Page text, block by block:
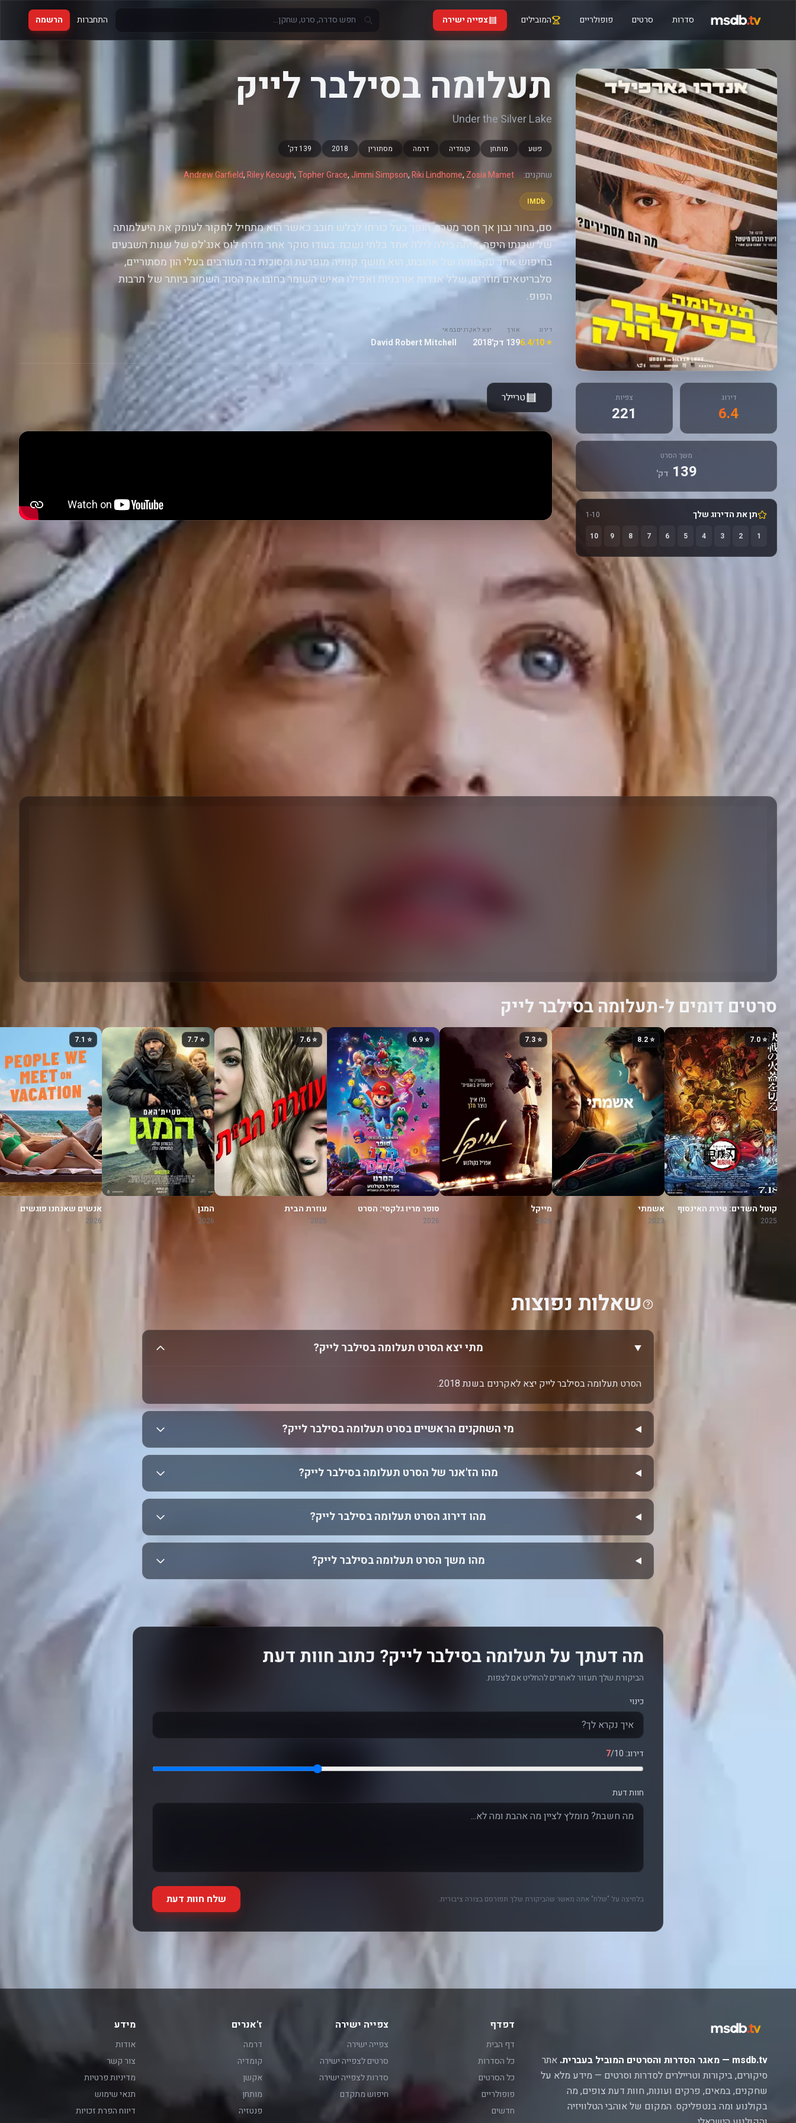
סדרות סרטים פופולריים המובילים צפייה ישירה התחברות הרשמה
דירוג
6.4
צפיות
221
משך הסרט
139 דק'
תן את הדירוג שלך
1-10
1
2
3
4
5
6
7
8
9
10
תעלומה בסילבר לייק
Under the Silver Lake
פשע מותחן קומדיה דרמה מסתורין 2018 139 דק'
שחקנים: Andrew Garfield,Riley Keough,Topher Grace,Jimmi Simpson,Riki Lindhome,Zosia Mamet
IMDb
סם, בחור נבון אך חסר מטרה, הופך בעל כורחו לבלש חובב כאשר הוא מתחיל לחקור לעומק את היעלמותה
של שכנתו היפה, איתה בילה לילה אחד בלתי נשכח. בעודו סוקר אחר מזרח לוס אנג'לס של שנות השבעים
בחיפוש אחר עקבותיה של אהובתו, הוא חושף קנוניה מופרעת ומסוכנת בה מעורבים בעלי הון מסתוריים,
סלבריטאים מוזרים, שלל אגדות אורבניות ואפילו האיש השומר בחובו את הסוד השמור ביותר של תרבות
הפופ.
דירוג
⭐ 6.4/10
אורך
139 דק'
יצא לאקרנים
2018
במאי
David Robert Mitchell
טריילר
סרטים דומים ל-תעלומה בסילבר לייק
⭐ 7.0
קוטל השדים: טירת האינסוף
2025
⭐ 8.2
אשמתי
2023
⭐ 7.3
מייקל
2026
⭐ 6.9
סופר מריו גלקסי: הסרט
2026
⭐ 7.6
עוזרת הבית
2025
⭐ 7.7
המגן
2026
⭐ 7.1
אנשים שאנחנו פוגשים
בחופשה
2026
שאלות נפוצות
מתי יצא הסרט תעלומה בסילבר לייק?
הסרט תעלומה בסילבר לייק יצא לאקרנים בשנת 2018.
מי השחקנים הראשיים בסרט תעלומה בסילבר לייק?
מהו הז'אנר של הסרט תעלומה בסילבר לייק?
מהו דירוג הסרט תעלומה בסילבר לייק?
מהו משך הסרט תעלומה בסילבר לייק?
מה דעתך על תעלומה בסילבר לייק? כתוב חוות דעת
הביקורת שלך תעזור לאחרים להחליט אם לצפות.
כינוי
דירוג: 7/10
חוות דעת
בלחיצה על "שלח" אתה מאשר שהביקורת שלך תפורסם בצורה ציבורית. שלח חוות דעת
msdb.tv — מאגר הסדרות והסרטים המוביל בעברית.
אתר
סיקורים, ביקורות וטריילרים לסדרות וסרטים — מידע מלא על
שחקנים, במאים, פרקים ועונות, חוות דעת צופים, מה
בקולנוע ומה בנטפליקס. המקום של אוהבי הטלוויזיה
דפדף
דף הבית
כל הסדרות
כל הסרטים
פופולריים
חדשים
צפייה ישירה
צפייה ישירה
סרטים לצפייה ישירה
סדרות לצפייה ישירה
חיפוש מתקדם
ז'אנרים
דרמה
קומדיה
אקשן
מותחן
פנטזיה
מידע
אודות
צור קשר
מדיניות פרטיות
תנאי שימוש
דיווח הפרת זכויות